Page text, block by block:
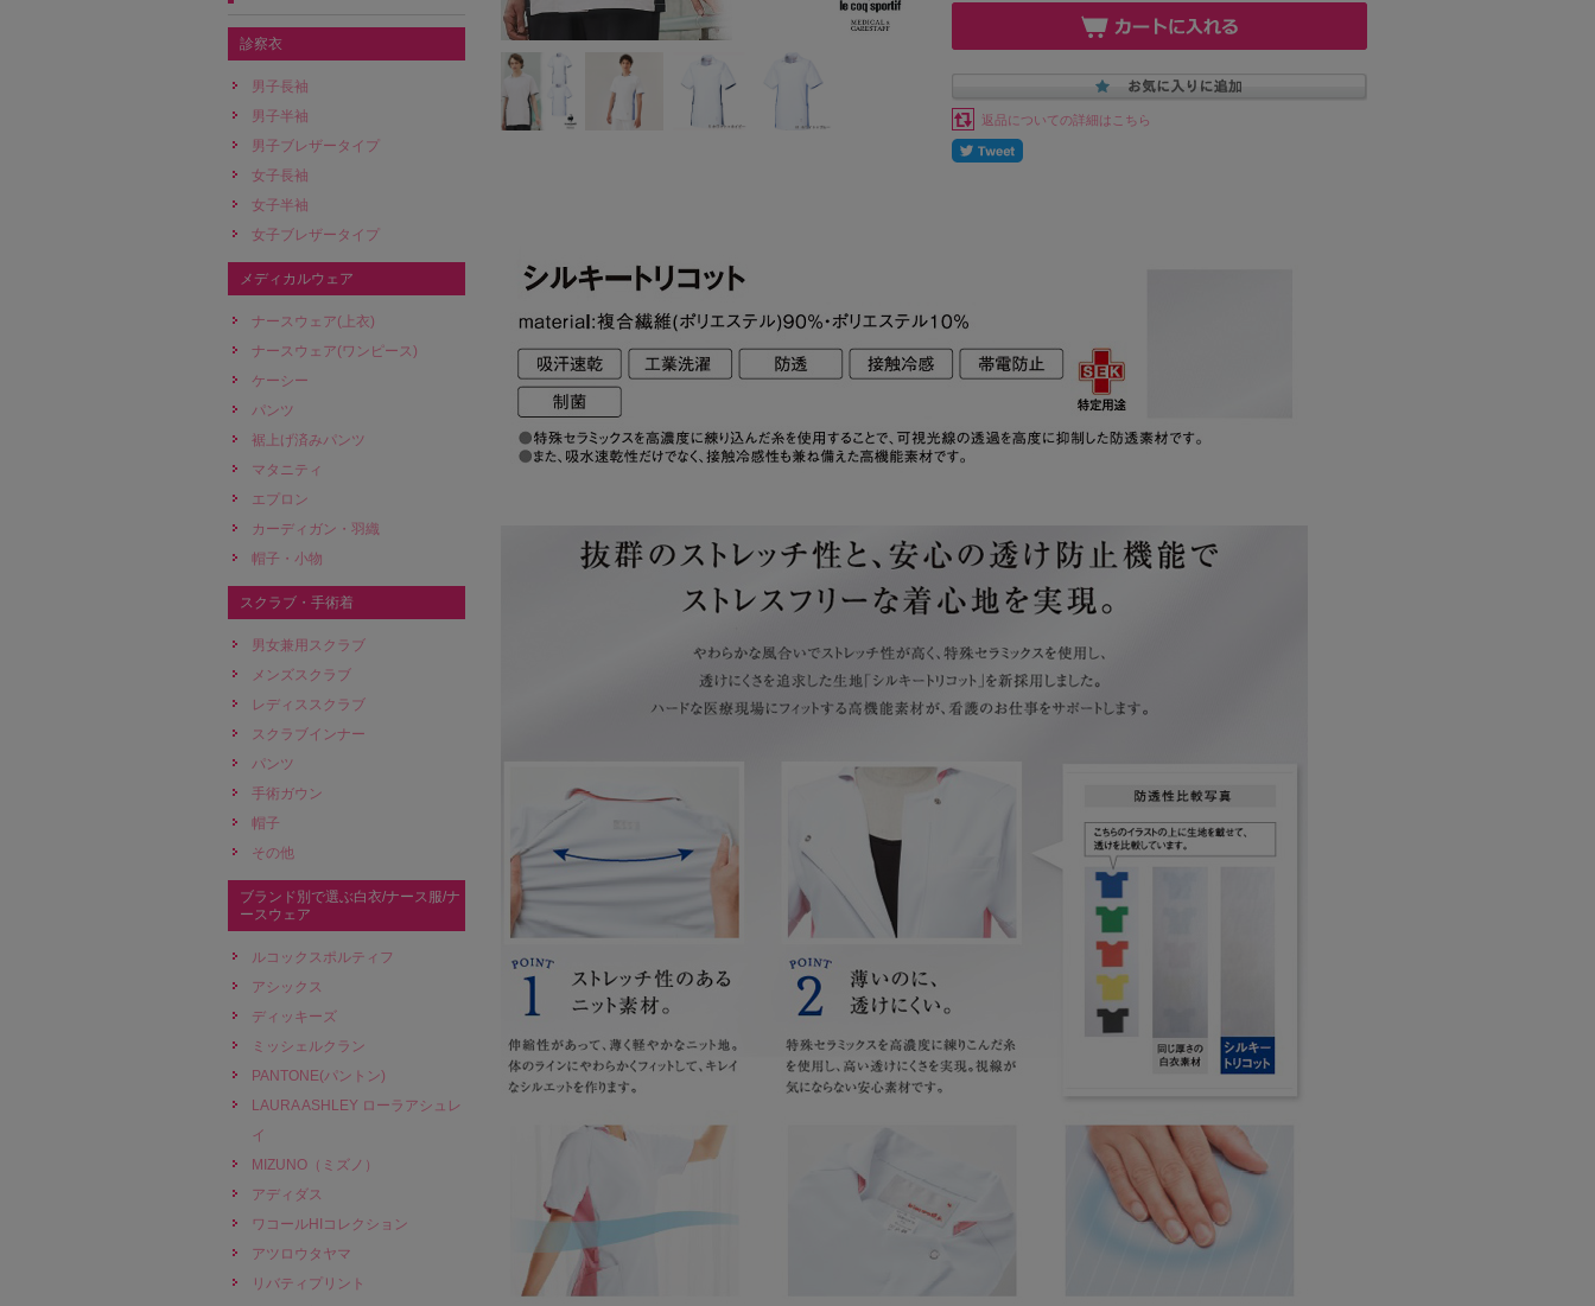
返品についての詳細はこちら
診察衣
男子長袖
男子半袖
男子ブレザータイプ
女子長袖
女子半袖
女子ブレザータイプ
メディカルウェア
ナースウェア(上衣)
ナースウェア(ワンピース)
ケーシー
パンツ
裾上げ済みパンツ
マタニティ
エプロン
カーディガン・羽織
帽子・小物
スクラブ・手術着
男女兼用スクラブ
メンズスクラブ
レディススクラブ
スクラブインナー
パンツ
手術ガウン
帽子
その他
ブランド別で選ぶ白衣/ナース服/ナ
ースウェア
ルコックスポルティフ
アシックス
ディッキーズ
ミッシェルクラン
PANTONE(パントン)
LAURA ASHLEY ローラアシュレ
イ
MIZUNO（ミズノ）
アディダス
ワコールHIコレクション
アツロウタヤマ
リバティプリント